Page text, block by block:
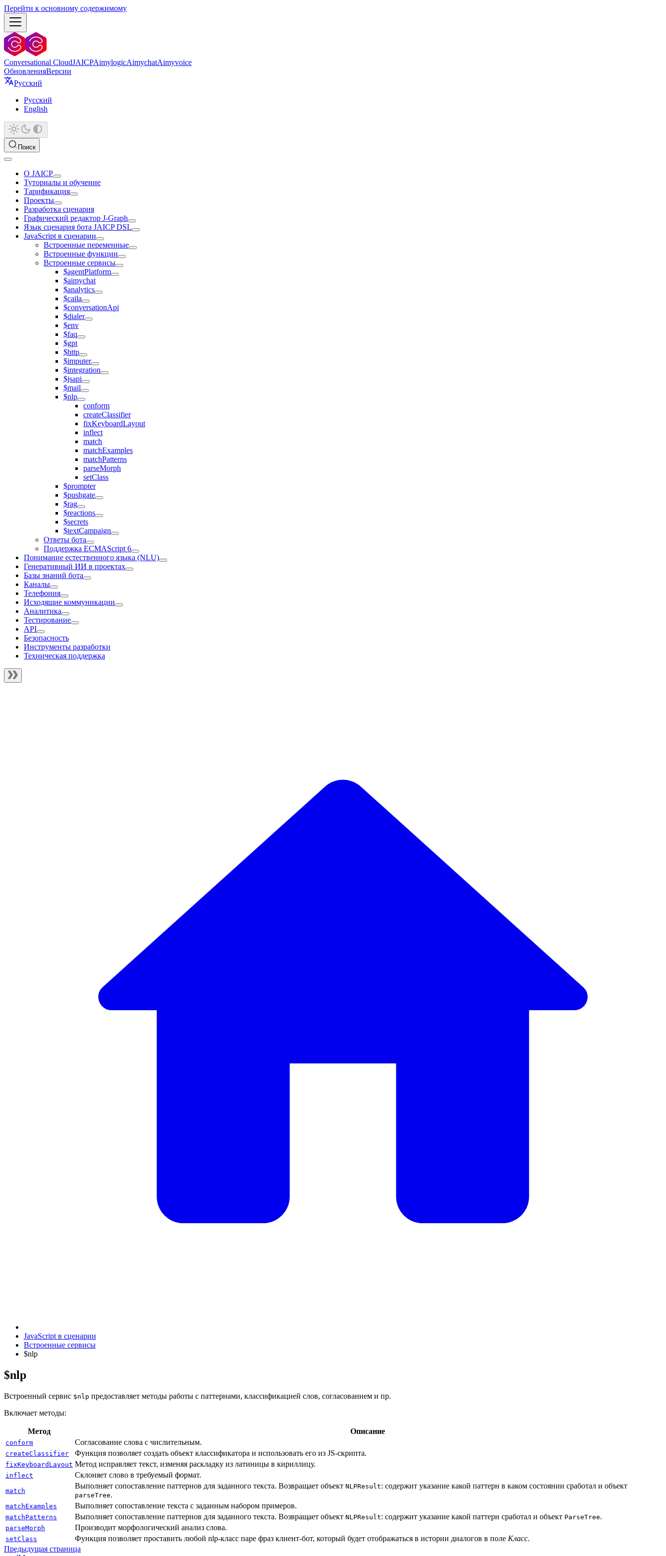
Перейти к основному содержимому
Conversational CloudJAICPAimylogicAimychatAimyvoice
ОбновленияВерсии
Русский
Русский
English
Поиск
О JAICP
Туториалы и обучение
Тарификация
Проекты
Разработка сценария
Графический редактор J‑Graph
Язык сценария бота JAICP DSL
JavaScript в сценарии
Встроенные переменные
Встроенные функции
Встроенные сервисы
$agentPlatform
$aimychat
$analytics
$caila
$conversationApi
$dialer
$env
$faq
$gpt
$http
$imputer
$integration
$jsapi
$mail
$nlp
conform
createClassifier
fixKeyboardLayout
inflect
match
matchExamples
matchPatterns
parseMorph
setClass
$prompter
$pushgate
$rag
$reactions
$secrets
$textCampaign
Ответы бота
Поддержка ECMAScript 6
Понимание естественного языка (NLU)
Генеративный ИИ в проектах
Базы знаний бота
Каналы
Телефония
Исходящие коммуникации
Аналитика
Тестирование
API
Безопасность
Инструменты разработки
Техническая поддержка
JavaScript в сценарии
Встроенные сервисы
$nlp
$nlp
Встроенный сервис $nlp предоставляет методы работы с паттернами, классификацией слов, согласованием и пр.
Включает методы:
Метод Описание
conform Согласование слова с числительным.
createClassifier Функция позволяет создать объект классификатора и использовать его из JS-скрипта.
fixKeyboardLayout Метод исправляет текст, изменяя раскладку из латиницы в кириллицу.
inflect Склоняет слово в требуемый формат.
match
Выполняет сопоставление паттернов для заданного текста. Возвращает объект NLPResult: содержит указание какой паттерн в каком состоянии сработал и объект
parseTree.
matchExamples Выполняет сопоставление текста с заданным набором примеров.
matchPatterns Выполняет сопоставление паттернов для заданного текста. Возвращает объект NLPResult: содержит указание какой паттерн сработал и объект ParseTree.
parseMorph Производит морфологический анализ слова.
setClass Функция позволяет проставить любой nlp-класс паре фраз клиент-бот, который будет отображаться в истории диалогов в поле Класс.
Предыдущая страница